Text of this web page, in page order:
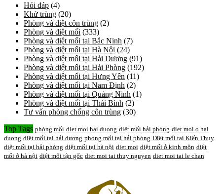
Hỏi đáp (4)
Khử trùng (20)
Phòng và diệt côn trùng (2)
Phòng và diệt mối (333)
Phòng và diệt mối tại Bắc Ninh (7)
Phòng và diệt mối tại Hà Nội (24)
Phòng và diệt mối tại Hải Dương (91)
Phòng và diệt mối tại Hải Phòng (192)
Phòng và diệt mối tại Hưng Yên (11)
Phòng và diệt mối tại Nam Định (2)
Phòng và diệt mối tại Quảng Ninh (1)
Phòng và diệt mối tại Thái Bình (2)
Tư vấn phòng chống côn trùng (30)
Top Tags phòng mối diet moi hai duong diệt mối hải phòng diet moi o hai
duong diệt mối tại hải dương phòng mối tại hải phòng Diệt mối tại Kiến Thụy
diệt mối tại hải phòng diệt mối tại hà nội diet moi diệt mối ở kinh môn diệt
mối ở hà nội diệt mối tận gốc diet moi tai thuy nguyen diet moi tai le chan